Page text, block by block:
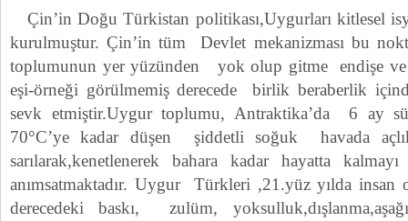
Çin’in Doğu Türkistan politikası,Uygurları kitlesel
kurulmuştur. Çin’in tüm Devlet mekanizması bu
toplumunun yer yüzünden yok olup gitme endişe ve
eşi-örneği görülmemiş derecede birlik beraberlik
sevk etmiştir.Uygur toplumu, Antraktika’da 6 ay
70°C’ye kadar düşen şiddetli soğuk havada
sarılarak,kenetlenerek bahara kadar hayatta
anımsatmaktadır. Uygur Türkleri ,21.yüz yılda insan
derecedeki baskı, zulüm,